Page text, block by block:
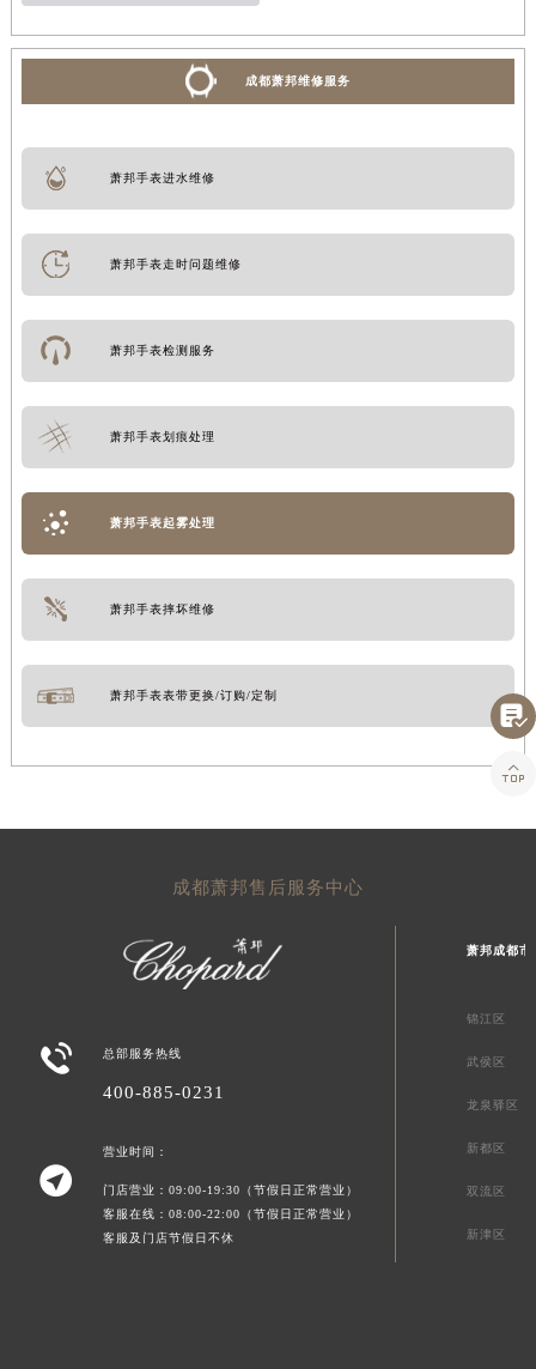
成都萧邦维修服务
萧邦手表进水维修
萧邦手表走时问题维修
萧邦手表检测服务
萧邦手表划痕处理
萧邦手表起雾处理
萧邦手表摔坏维修
萧邦手表表带更换/订购/定制
成都萧邦售后服务中心
 总部服务热线
400-885-0231

营业时间：
门店营业：09:00-19:30（节假日正常营业）
客服在线：08:00-22:00（节假日正常营业）
客服及门店节假日不休
萧邦成都市
锦江区
武侯区
龙泉驿区
新都区
双流区
新津区

